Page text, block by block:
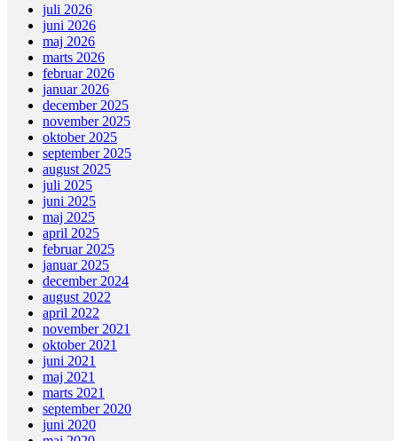
juli 2026
juni 2026
maj 2026
marts 2026
februar 2026
januar 2026
december 2025
november 2025
oktober 2025
september 2025
august 2025
juli 2025
juni 2025
maj 2025
april 2025
februar 2025
januar 2025
december 2024
august 2022
april 2022
november 2021
oktober 2021
juni 2021
maj 2021
marts 2021
september 2020
juni 2020